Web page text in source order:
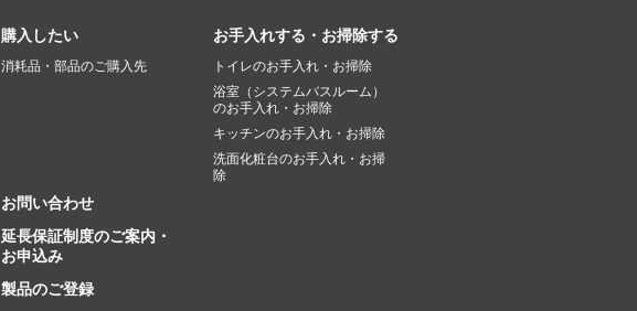
購入したい
消耗品・部品のご購入先
お手入れする・お掃除する
トイレのお手入れ・お掃除
浴室（システムバスルーム）
のお手入れ・お掃除
キッチンのお手入れ・お掃除
洗面化粧台のお手入れ・お掃
除
お問い合わせ
延長保証制度のご案内・
お申込み
製品のご登録